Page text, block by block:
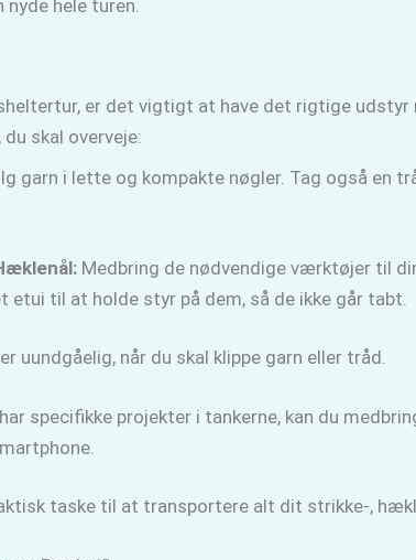
hele turen.
er det vigtigt at have det rigtige udstyr
skal overveje:
garn i lette og kompakte nøgler. Tag også en
Medbring de nødvendige værktøjer til
etui til at holde styr på dem, så de ikke går tabt.
uundgåelig, når du skal klippe garn eller tråd.
specifikke projekter i tankerne, kan du
taske til at transportere alt dit strikke-,